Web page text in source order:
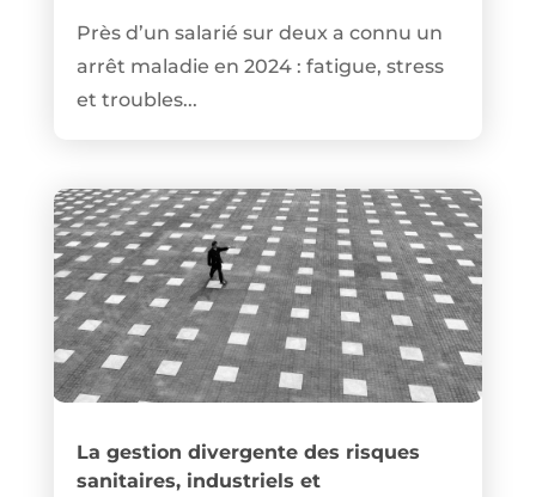
Près d’un salarié sur deux a connu un
arrêt maladie en 2024 : fatigue, stress
et troubles...
La gestion divergente des risques
sanitaires, industriels et